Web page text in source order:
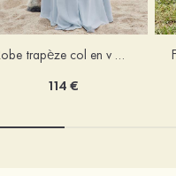
Robe trapèze col en v mousseline ras du sol robe de demoiselle d'honneur
114 €